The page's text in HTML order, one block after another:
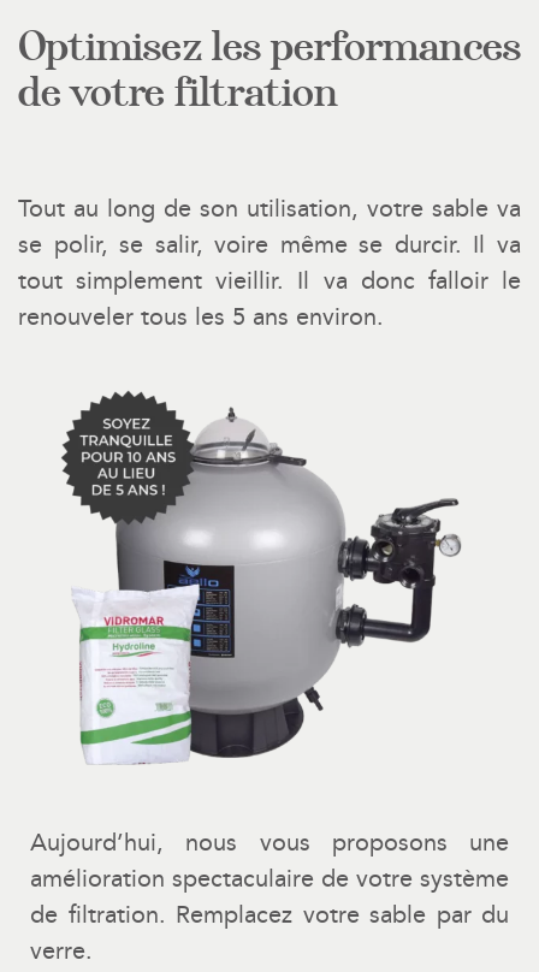
Optimisez les performances
de votre filtration
Tout au long de son utilisation, votre sable va
se polir, se salir, voire même se durcir. Il va
tout simplement vieillir. Il va donc falloir le
renouveler tous les 5 ans environ.
Aujourd’hui, nous vous proposons une
amélioration spectaculaire de votre système
de filtration. Remplacez votre sable par du
verre.